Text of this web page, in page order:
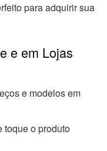
para adquirir sua
e em Lojas
e modelos em
toque o produto